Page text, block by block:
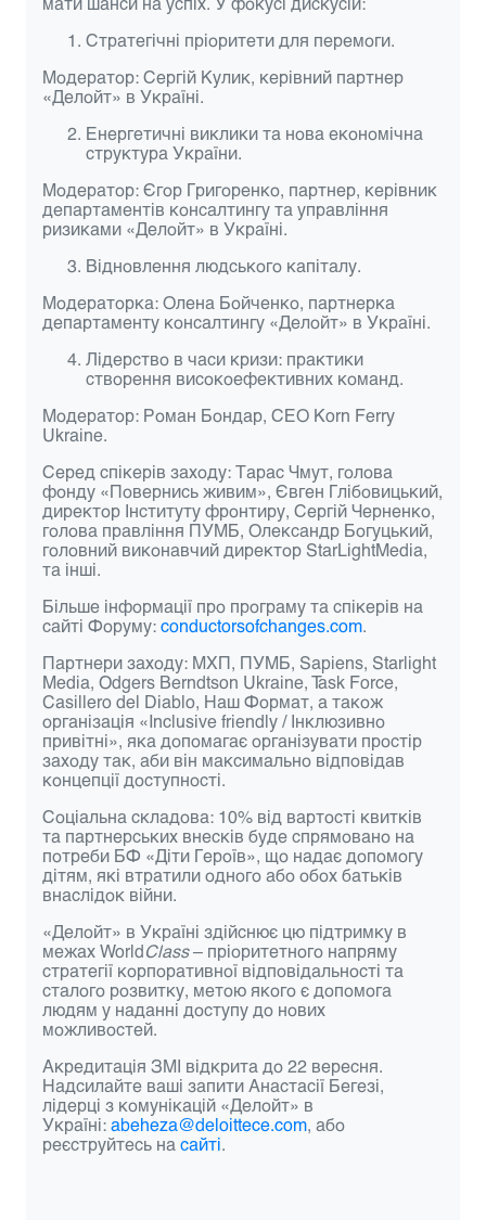
Стратегічні пріоритети для перемоги.
Модератор: Сергій Кулик, керівний партнер
«Делойт» в Україні.
Енергетичні виклики та нова економічна
структура України.
Модератор: Єгор Григоренко, партнер, керівник
департаментів консалтингу та управління
ризиками «Делойт» в Україні.
Відновлення людського капіталу.
Модераторка: Олена Бойченко, партнерка
департаменту консалтингу «Делойт» в Україні.
Лідерство в часи кризи: практики
створення високоефективних команд.
Модератор: Роман Бондар, СЕО Korn Ferry
Ukraine.
Серед спікерів заходу: Тарас Чмут, голова
фонду «Повернись живим», Євген Глібовицький,
директор Інституту фронтиру, Сергій Черненко,
голова правління ПУМБ, Олександр Богуцький,
головний виконавчий директор StarLightMedia,
та інші.
Більше інформації про програму та спікерів на
сайті Форуму: conductorsofchanges.com.
Партнери заходу: МХП, ПУМБ, Sapiens, Starlight
Media, Odgers Berndtson Ukraine, Task Force,
Casillero del Diablo, Наш Формат, а також
організація «Inclusive friendly / Інклюзивно
привітні», яка допомагає організувати простір
заходу так, аби він максимально відповідав
концепції доступності.
Соціальна складова: 10% від вартості квитків
та партнерських внесків буде спрямовано на
потреби БФ «Діти Героїв», що надає допомогу
дітям, які втратили одного або обох батьків
внаслідок війни.
«Делойт» в Україні здійснює цю підтримку в
межах WorldClass– пріоритетного напряму
стратегії корпоративної відповідальності та
сталого розвитку, метою якого є допомога
людям у наданні доступу до нових
можливостей.
Акредитація ЗМІ відкрита до 22 вересня.
Надсилайте ваші запити Анастасії Бегезі,
лідерці з комунікацій «Делойт» в
Україні: abeheza@deloittece.com, або
реєструйтесь на сайті.